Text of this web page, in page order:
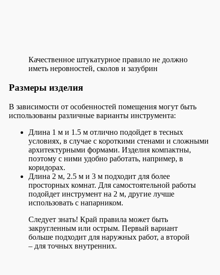
Качественное штукатурное правило не должно
иметь неровностей, сколов и зазубрин
Размеры изделия
В зависимости от особенностей помещения могут быть
использованы различные варианты инструмента:
Длина 1 м и 1.5 м отлично подойдет в тесных
условиях, в случае с короткими стенами и сложными
архитектурными формами. Изделия компактны,
поэтому с ними удобно работать, например, в
коридорах.
Длина 2 м, 2.5 м и 3 м подходит для более
просторных комнат. Для самостоятельной работы
подойдет инструмент на 2 м, другие лучше
использовать с напарником.
Следует знать! Край правила может быть
закругленным или острым. Первый вариант
больше подходит для наружных работ, а второй
– для точных внутренних.